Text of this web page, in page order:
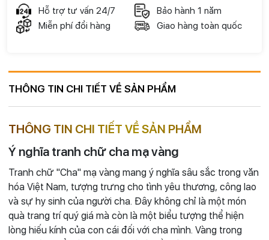
Hỗ trợ tư vấn 24/7
Bảo hành 1 năm
Miễn phí đổi hàng
Giao hàng toàn quốc
THÔNG TIN CHI TIẾT VỀ SẢN PHẨM
THÔNG TIN CHI TIẾT VỀ SẢN PHẨM
Ý nghĩa tranh chữ cha mạ vàng
Tranh chữ "Cha" mạ vàng mang ý nghĩa sâu sắc trong văn
hóa Việt Nam, tượng trưng cho tình yêu thương, công lao
và sự hy sinh của người cha. Đây không chỉ là một món
quà trang trí quý giá mà còn là một biểu tượng thể hiện
lòng hiếu kính của con cái đối với cha mình. Vàng trong